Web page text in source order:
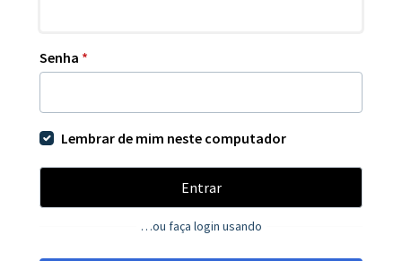
Senha *
Lembrar de mim neste computador
Entrar
…ou faça login usando